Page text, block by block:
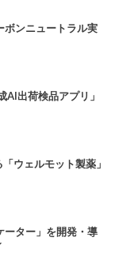
ボンニュートラル実
出荷検品アプリ」
ウェルモット製薬」
ーター」を開発・導